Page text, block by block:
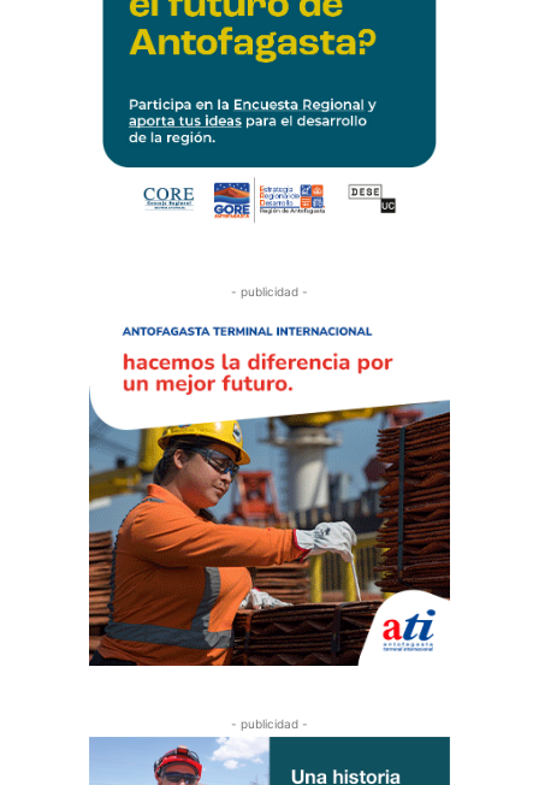
- publicidad -
- publicidad -